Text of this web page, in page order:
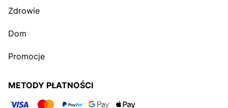
Zdrowie
Dom
Promocje
METODY PŁATNOŚCI